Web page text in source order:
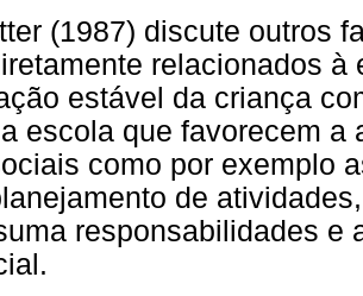
(1987) discute outros
relacionados
estável da criança
escola que favorecem
como por exemplo
de
responsabilidades e